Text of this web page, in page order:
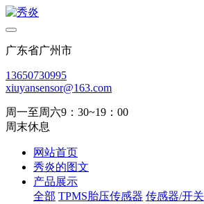
广东省广州市
13650730995
xiuyansensor@163.com
周一至周六9：30~19：00
周末休息
网站首页
秀炎的图文
产品展示
全部 TPMS胎压传感器 传感器/开关